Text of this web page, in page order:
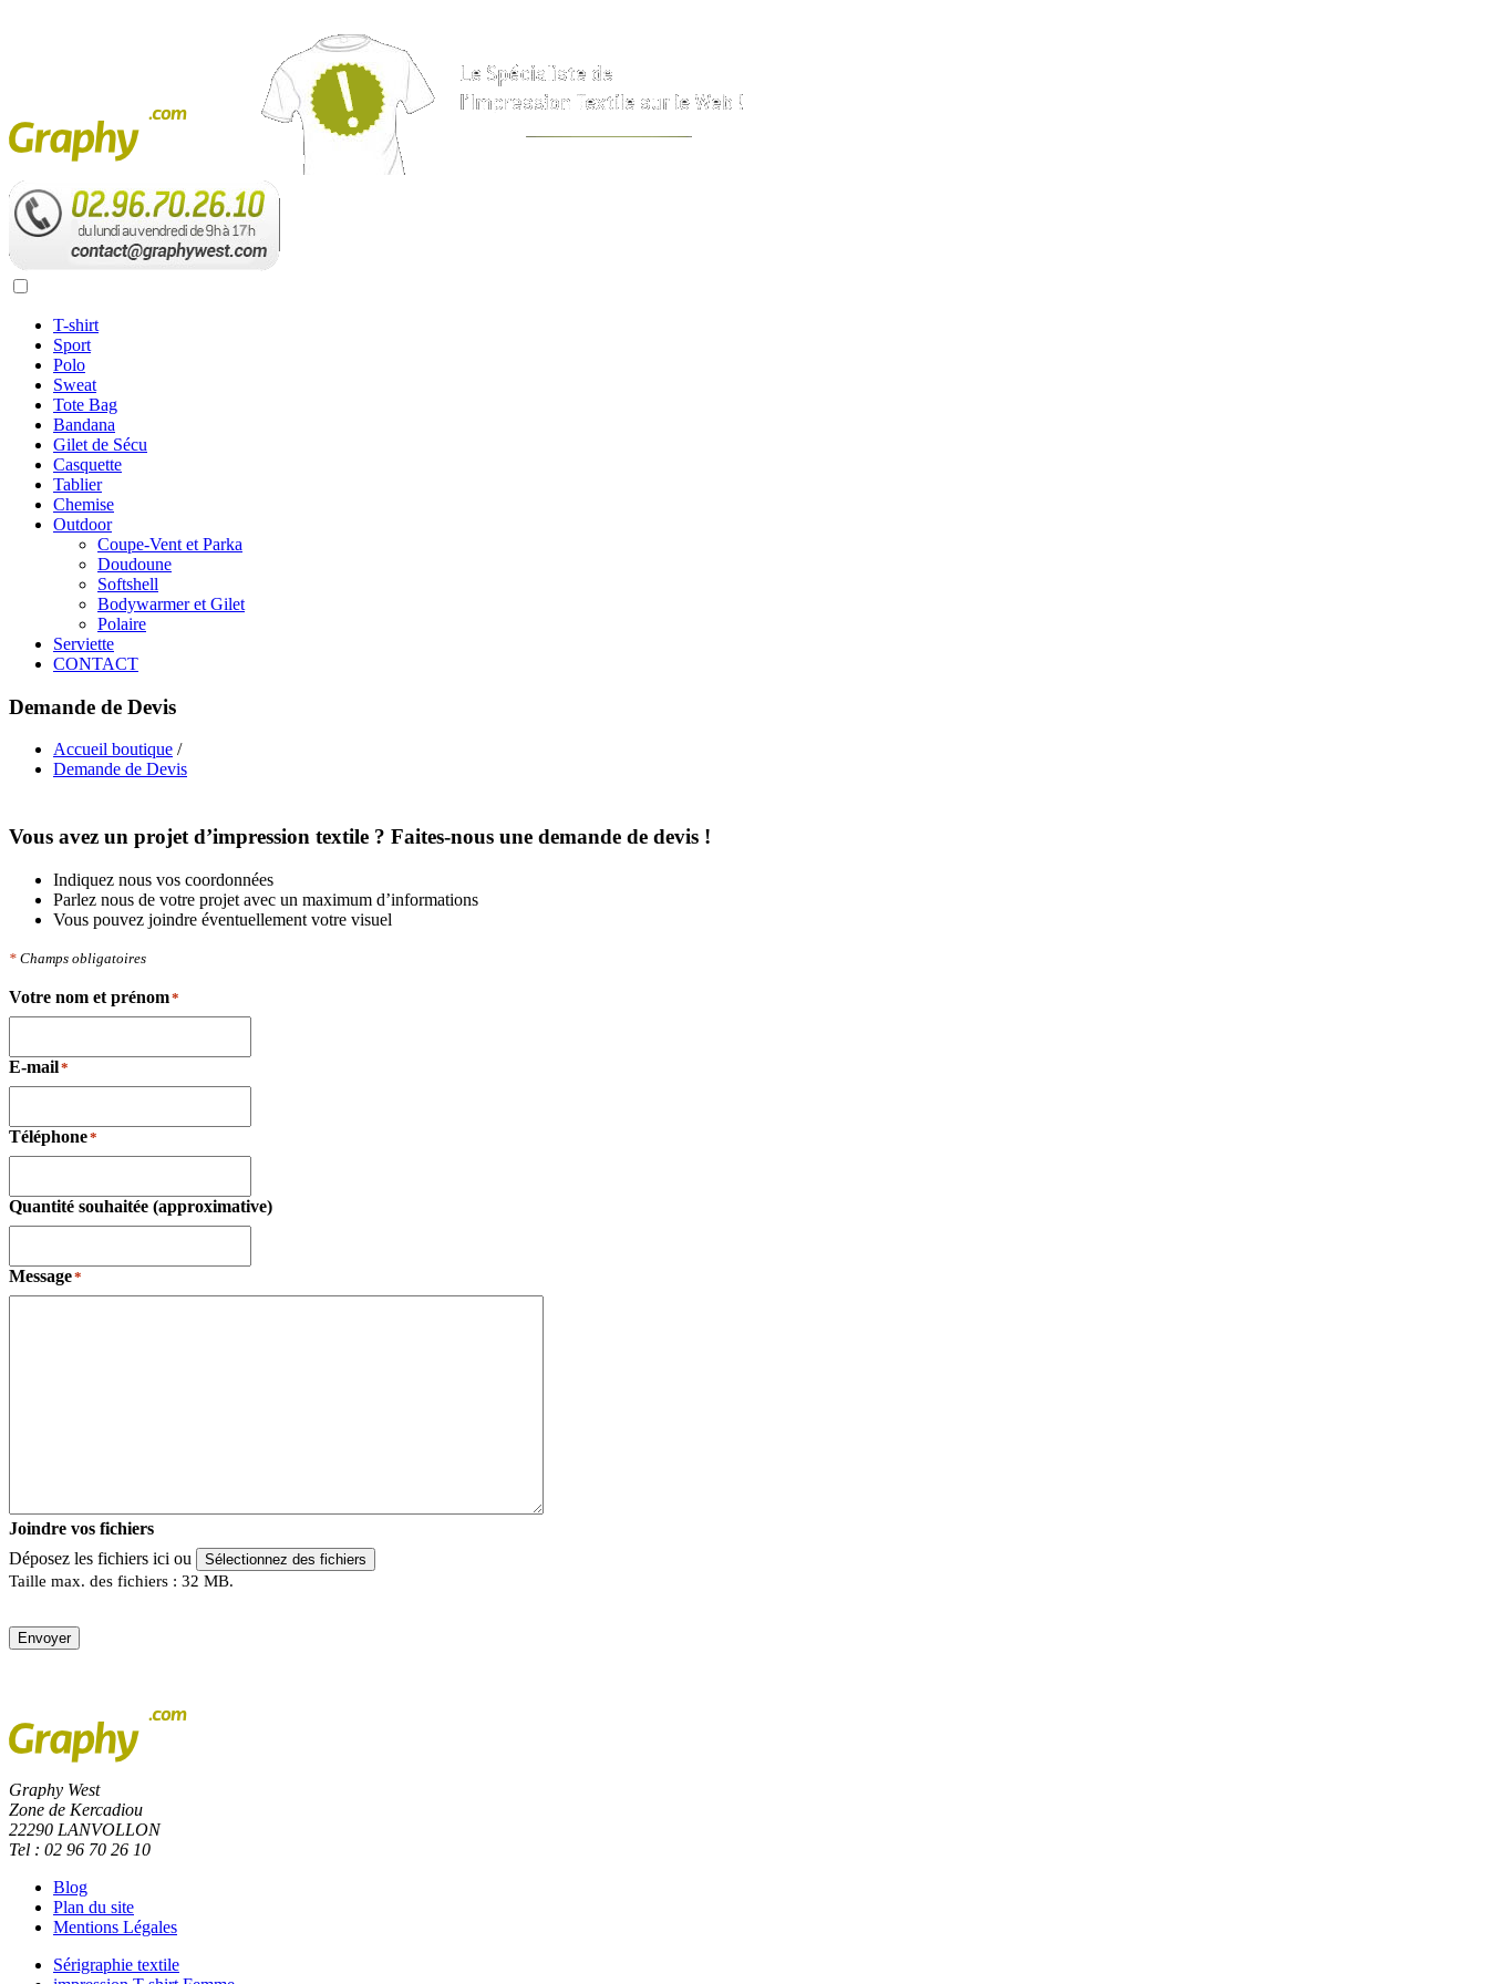
T-shirt
Sport
Polo
Sweat
Tote Bag
Bandana
Gilet de Sécu
Casquette
Tablier
Chemise
Outdoor
Coupe-Vent et Parka
Doudoune
Softshell
Bodywarmer et Gilet
Polaire
Serviette
CONTACT
Demande de Devis
Accueil boutique /
Demande de Devis
Vous avez un projet d’impression textile ? Faites-nous une demande de devis !
Indiquez nous vos coordonnées
Parlez nous de votre projet avec un maximum d’informations
Vous pouvez joindre éventuellement votre visuel
* Champs obligatoires
Votre nom et prénom*
E-mail*
Téléphone*
Quantité souhaitée (approximative)
Message*
Joindre vos fichiers
Déposez les fichiers ici ou
Sélectionnez des fichiers
Taille max. des fichiers : 32 MB.
Envoyer
Graphy West
Zone de Kercadiou
22290 LANVOLLON
Tel : 02 96 70 26 10
Blog
Plan du site
Mentions Légales
Sérigraphie textile